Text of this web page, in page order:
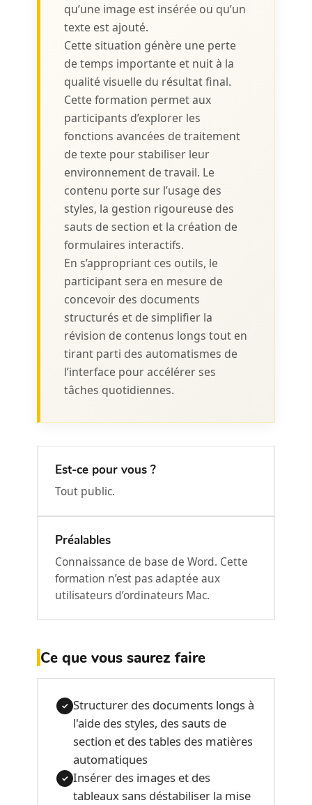
qu’une image est insérée ou qu’un
texte est ajouté.
Cette situation génère une perte
de temps importante et nuit à la
qualité visuelle du résultat final.
Cette formation permet aux
participants d’explorer les
fonctions avancées de traitement
de texte pour stabiliser leur
environnement de travail. Le
contenu porte sur l’usage des
styles, la gestion rigoureuse des
sauts de section et la création de
formulaires interactifs.
En s’appropriant ces outils, le
participant sera en mesure de
concevoir des documents
structurés et de simplifier la
révision de contenus longs tout en
tirant parti des automatismes de
l’interface pour accélérer ses
tâches quotidiennes.
Est-ce pour vous ?
Tout public.
Préalables
Connaissance de base de Word. Cette
formation n’est pas adaptée aux
utilisateurs d’ordinateurs Mac.
Ce que vous saurez faire
✓ Structurer des documents longs à
l'aide des styles, des sauts de
section et des tables des matières
automatiques
✓ Insérer des images et des
tableaux sans déstabiliser la mise